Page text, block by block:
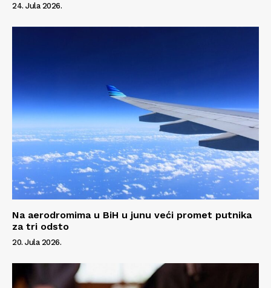
24. Jula 2026.
Na aerodromima u BiH u junu veći promet putnika
za tri odsto
20. Jula 2026.